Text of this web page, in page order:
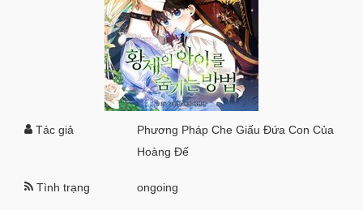
Tác giả
Phương Pháp Che Giấu Đứa Con Của
Hoàng Đế
Tình trạng ongoing